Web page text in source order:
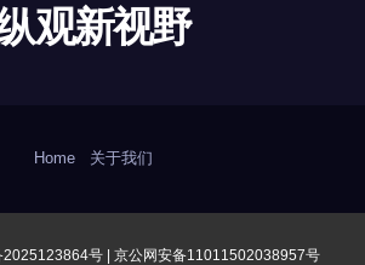
观新视野
Home 关于我们
2025123864号 | 京公网安备11011502038957号